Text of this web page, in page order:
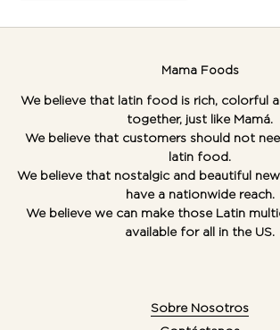
Mama Foods
We believe that latin food is rich, colorful
together, just like Mamá.
We believe that customers should not
latin food.
We believe that nostalgic and beautiful
have a nationwide reach.
We believe we can make those Latin
available for all in the US.
Sobre Nosotros